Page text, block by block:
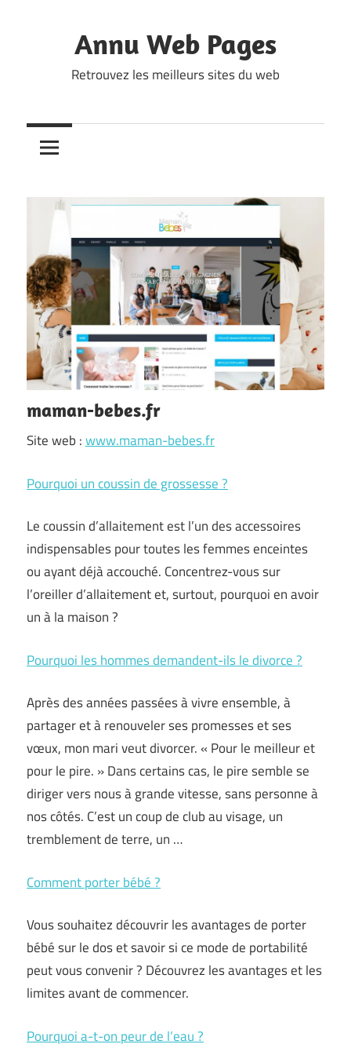
Annu Web Pages
Retrouvez les meilleurs sites du web
maman-bebes.fr
Site web :www.maman-bebes.fr
Pourquoi un coussin de grossesse ?
Le coussin d’allaitement est l’un des accessoires
indispensables pour toutes les femmes enceintes
ou ayant déjà accouché. Concentrez-vous sur
l’oreiller d’allaitement et, surtout, pourquoi en avoir
un à la maison ?
Pourquoi les hommes demandent-ils le divorce ?
Après des années passées à vivre ensemble, à
partager et à renouveler ses promesses et ses
vœux, mon mari veut divorcer. « Pour le meilleur et
pour le pire. » Dans certains cas, le pire semble se
diriger vers nous à grande vitesse, sans personne à
nos côtés. C’est un coup de club au visage, un
tremblement de terre, un …
Comment porter bébé ?
Vous souhaitez découvrir les avantages de porter
bébé sur le dos et savoir si ce mode de portabilité
peut vous convenir ? Découvrez les avantages et les
limites avant de commencer.
Pourquoi a-t-on peur de l’eau ?